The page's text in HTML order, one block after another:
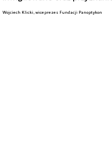
Wojciech Klicki, wiceprezes Fundacji Panoptykon